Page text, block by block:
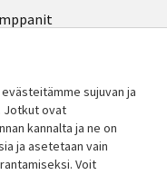
sujuvan ja
Jotkut ovat
kannalta ja ne on
​​ja asetetaan vain
Voit